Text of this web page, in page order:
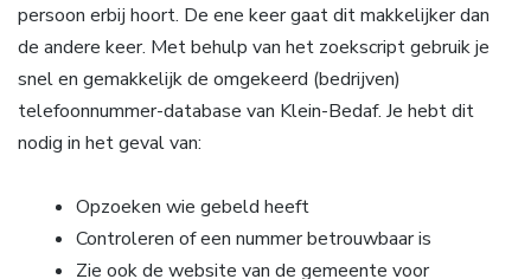
persoon erbij hoort. De ene keer gaat dit makkelijker dan
de andere keer. Met behulp van het zoekscript gebruik je
snel en gemakkelijk de omgekeerd (bedrijven)
telefoonnummer-database van Klein-Bedaf. Je hebt dit
nodig in het geval van:
Opzoeken wie gebeld heeft
Controleren of een nummer betrouwbaar is
Zie ook de website van de gemeente voor